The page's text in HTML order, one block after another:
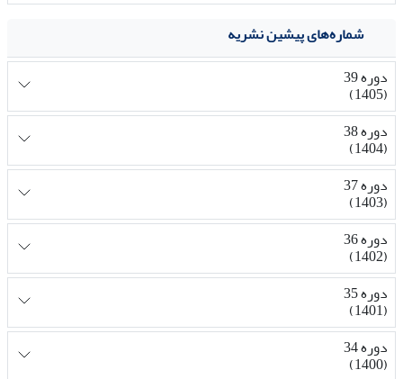
شماره‌های پیشین نشریه
دوره 39
(1405)
دوره 38
(1404)
دوره 37
(1403)
دوره 36
(1402)
دوره 35
(1401)
دوره 34
(1400)